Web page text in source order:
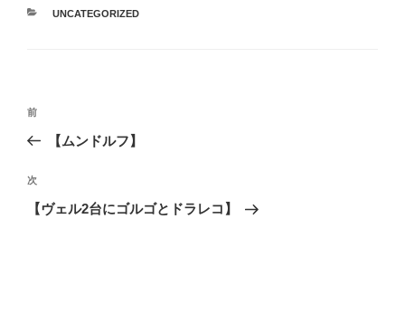
カ
UNCATEGORIZED
投
ビ
ゲ
過
去
投
稿
前
【ムンドルフ】
次
の
次
【ヴェル2台にゴルゴとドラレコ】